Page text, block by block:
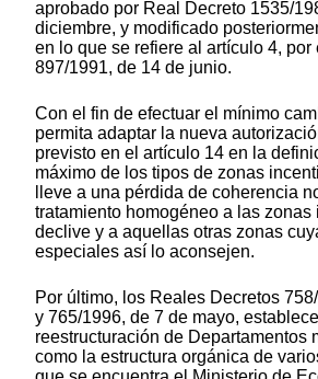
aprobado por Real Decreto 1535/
diciembre, y modificado
en lo que se refiere al artículo 4,
897/1991, de 14 de junio.
Con el fin de efectuar el mínimo
permita adaptar la nueva
previsto en el artículo 14 en la
máximo de los tipos de zonas
lleve a una pérdida de coherencia
tratamiento homogéneo a las
declive y a aquellas otras zonas
especiales así lo aconsejen.
Por último, los Reales Decretos
y 765/1996, de 7 de mayo,
reestructuración de Departamentos
como la estructura orgánica de